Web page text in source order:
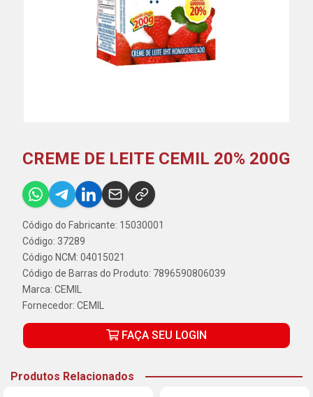
CREME DE LEITE CEMIL 20% 200G
Código do Fabricante: 15030001
Código: 37289
Código NCM: 04015021
Código de Barras do Produto: 7896590806039
Marca: CEMIL
Fornecedor: CEMIL
FAÇA SEU LOGIN
Produtos Relacionados